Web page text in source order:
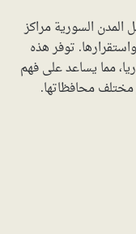
المدن السورية مراكز
توفر هذه
مما يساعد على فهم
مختلف محافظاتها.